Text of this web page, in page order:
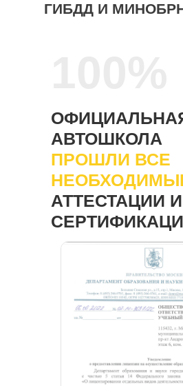
ГИБДД И
АВТОШКОЛА
ПРОШЛИ ВСЕ
АТТЕСТАЦИИ И